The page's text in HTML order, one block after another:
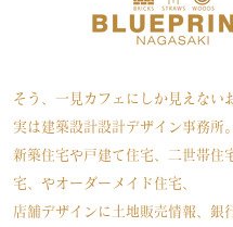
そう、一見カフェにしか見えない
実は建築設計設計デザイン事務所。
新築住宅や戸建て住宅、二世帯住
宅、やオーダーメイド住宅、
店舗デザインに土地販売情報、銀